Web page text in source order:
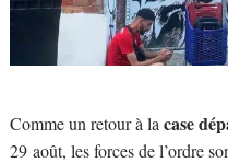
Comme un retour à la case
29 août, les forces de l’ordre